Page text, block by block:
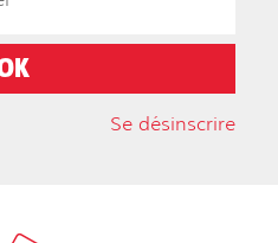
Se désinscrire